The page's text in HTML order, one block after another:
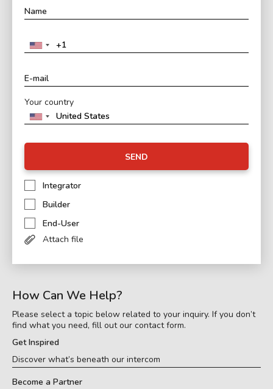
Your country
SEND
Integrator
Builder
End-User
Attach file
How Can We Help?
Please select a topic below related to your inquiry. If you don’t
find what you need, fill out our contact form.
Get Inspired
Discover what’s beneath our intercom
Become a Partner